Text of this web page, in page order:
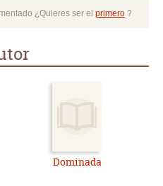
¿Quieres ser el primero?
Dominada